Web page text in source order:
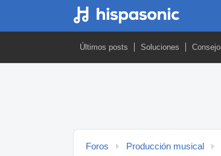
Últimos posts Soluciones
Foros Producción musical